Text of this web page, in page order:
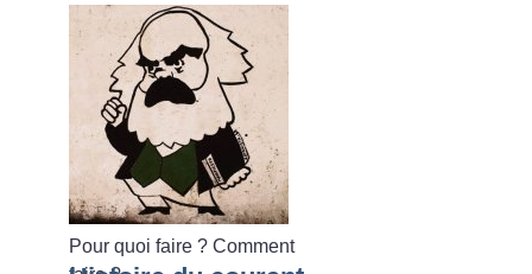
Pour quoi faire ? Comment